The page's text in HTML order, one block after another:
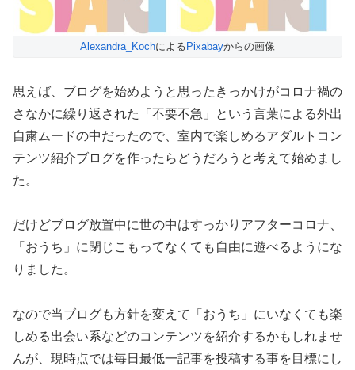
Alexandra_Kochによる Pixabayからの画像
思えば、ブログを始めようと思ったきっかけがコロナ禍の
さなかに繰り返された「不要不急」という言葉による外出
自粛ムードの中だったので、室内で楽しめるアダルトコン
テンツ紹介ブログを作ったらどうだろうと考えて始めまし
た。
だけどブログ放置中に世の中はすっかりアフターコロナ、
「おうち」に閉じこもってなくても自由に遊べるようにな
りました。
なので当ブログも方針を変えて「おうち」にいなくても楽
しめる出会い系などのコンテンツを紹介するかもしれませ
んが、現時点では毎日最低一記事を投稿する事を目標にし